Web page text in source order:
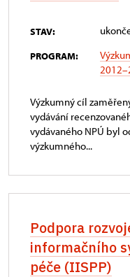
STAV:
PROGRAM:
Výzkumný cíl
vydávání
vydávaného NPÚ byl
výzkumného...
Podpora
informačního
péče (IISPP)